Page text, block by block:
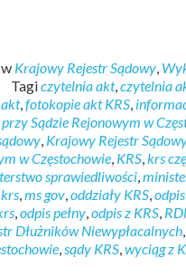
Krajowy Rejestr Sądowy,
Tagiczytelnia akt,czytelnia
,fotokopie akt KRS,
Sądzie Rejonowym w
, Krajowy Rejestr
w Częstochowie, KRS,krs
sprawiedliwości,
,ms gov,oddziały KRS,odpis
,odpis pełny,odpis z KRS,
Dłużników Niewypłacalnych,
,sądy KRS,wyciąg z